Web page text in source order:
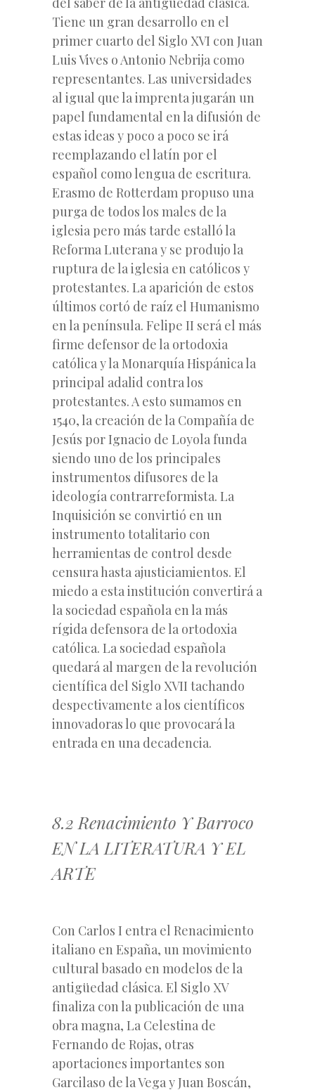
Tiene un gran desarrollo en el
primer cuarto del Siglo XVI con Juan
Luis Vives o Antonio Nebrija como
representantes. Las universidades
al igual que la imprenta jugarán un
papel fundamental en la difusión de
estas ideas y poco a poco se irá
reemplazando el latín por el
español como lengua de escritura.
Erasmo de Rotterdam propuso una
purga de todos los males de la
iglesia pero más tarde estalló la
Reforma Luterana y se produjo la
ruptura de la iglesia en católicos y
protestantes. La aparición de estos
últimos cortó de raíz el Humanismo
en la península. Felipe II será el más
firme defensor de la ortodoxia
católica y la Monarquía Hispánica la
principal adalid contra los
protestantes. A esto sumamos en
1540, la creación de la Compañía de
Jesús por Ignacio de Loyola funda
siendo uno de los principales
instrumentos difusores de la
ideología contrarreformista. La
Inquisición se convirtió en un
instrumento totalitario con
herramientas de control desde
censura hasta ajusticiamientos. El
miedo a esta institución convertirá a
la sociedad española en la más
rígida defensora de la ortodoxia
católica. La sociedad española
quedará al margen de la revolución
científica del Siglo XVII tachando
despectivamente a los científicos
innovadoras lo que provocará la
entrada en una decadencia.
8.2 Renacimiento Y Barroco
EN LA LITERATURA Y EL
ARTE
Con Carlos I entra el Renacimiento
italiano en España, un movimiento
cultural basado en modelos de la
antigüedad clásica. El Siglo XV
finaliza con la publicación de una
obra magna, La Celestina de
Fernando de Rojas, otras
aportaciones importantes son
Garcilaso de la Vega y Juan Boscán,